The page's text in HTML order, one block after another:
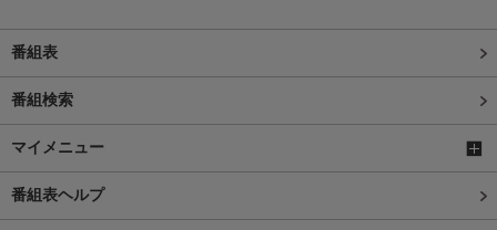
番組表
番組検索
マイメニュー
番組表ヘルプ